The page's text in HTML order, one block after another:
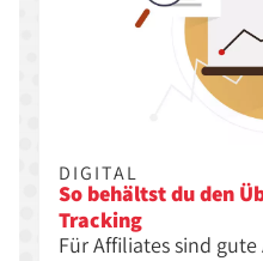
DIGITAL
So behältst du den
Tracking
Für Affiliates sind